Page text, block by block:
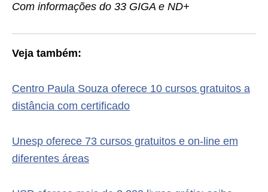
Com informações do 33 GIGA e ND+
Veja também:
Centro Paula Souza oferece 10 cursos gratuitos a
distância com certificado
Unesp oferece 73 cursos gratuitos e on-line em
diferentes áreas